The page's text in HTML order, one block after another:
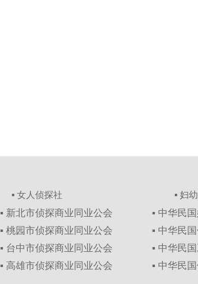
▪ 女人侦探社 ▪ 妇
▪ 新北市侦探商业同业公会
▪ 桃园市侦探商业同业公会
▪ 台中市侦探商业同业公会
▪ 高雄市侦探商业同业公会
▪ 中华民
▪ 中华民
▪ 中华民
▪ 中华民